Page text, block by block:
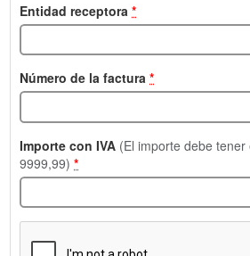
Entidad receptora *
Número de la factura *
Importe con IVA (El importe debe
9999,99) *